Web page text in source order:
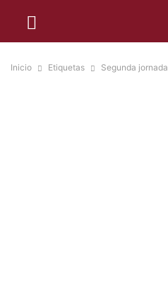
Inicio Etiquetas Segunda jornada